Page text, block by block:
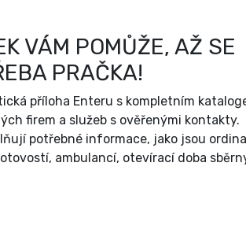
VÁM POMŮŽE, AŽ SE
PRAČKA!
příloha Enteru s kompletním
firem a služeb s ověřenými kontakty.
potřebné informace, jako jsou
ambulancí, otevírací doba